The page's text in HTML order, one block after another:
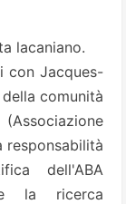
lacaniano.
con Jacques-
comunità
responsabilità
dell'ABA
la ricerca